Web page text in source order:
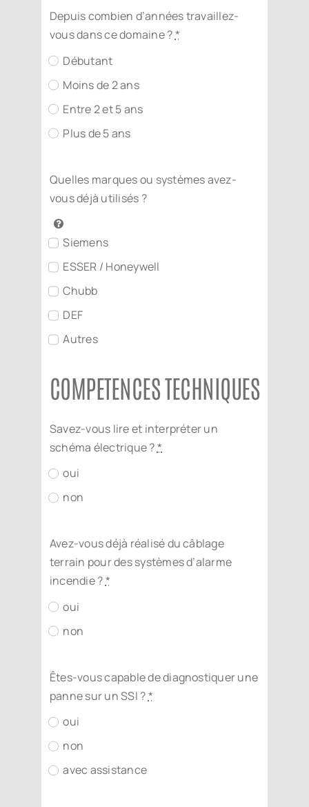
Depuis combien d’années travaillez-
vous dans ce domaine ?*
Débutant
Moins de 2 ans
Entre 2 et 5 ans
Plus de 5 ans
Quelles marques ou systèmes avez-
vous déjà utilisés ?
Siemens
ESSER / Honeywell
Chubb
DEF
Autres
COMPETENCES TECHNIQUES
Savez-vous lire et interpréter un
schéma électrique ?*
oui
non
Avez-vous déjà réalisé du câblage
terrain pour des systèmes d’alarme
incendie ?*
oui
non
Êtes-vous capable de diagnostiquer une
panne sur un SSI ?*
oui
non
avec assistance